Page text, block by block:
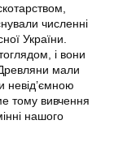
численні
України.
і вони
мали
невід’ємною
тому вивчення
нашого